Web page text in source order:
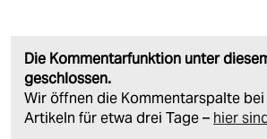
Die Kommentarfunktion unter
geschlossen.
Wir öffnen die Kommentarspalte
Artikeln für etwa drei Tage – hier